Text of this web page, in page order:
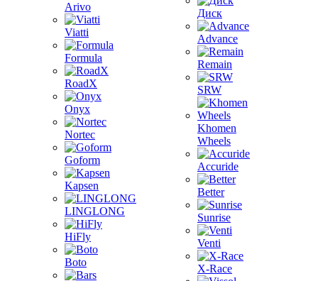
Arivo
Viatti
Formula
RoadX
Onyx
Nortec
Goform
Kapsen
LINGLONG
HiFly
Boto
Диск
Advance
Remain
SRW
Khomen
Wheels
Accuride
Better
Sunrise
Venti
X-Race